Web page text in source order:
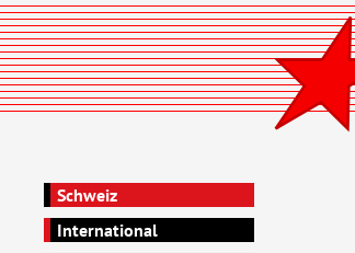
Schweiz
International